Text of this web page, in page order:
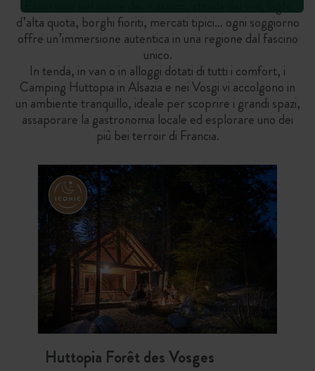
d’alta quota, borghi fioriti, mercati tipici… ogni soggiorno
offre un’immersione autentica in una regione dal fascino
unico.
In tenda, in van o in alloggi dotati di tutti i comfort, i
Camping Huttopia in Alsazia e nei Vosgi vi accolgono in
un ambiente tranquillo, ideale per scoprire i grandi spazi,
assaporare la gastronomia locale ed esplorare uno dei
più bei terroir di Francia.
Huttopia Forêt des Vosges